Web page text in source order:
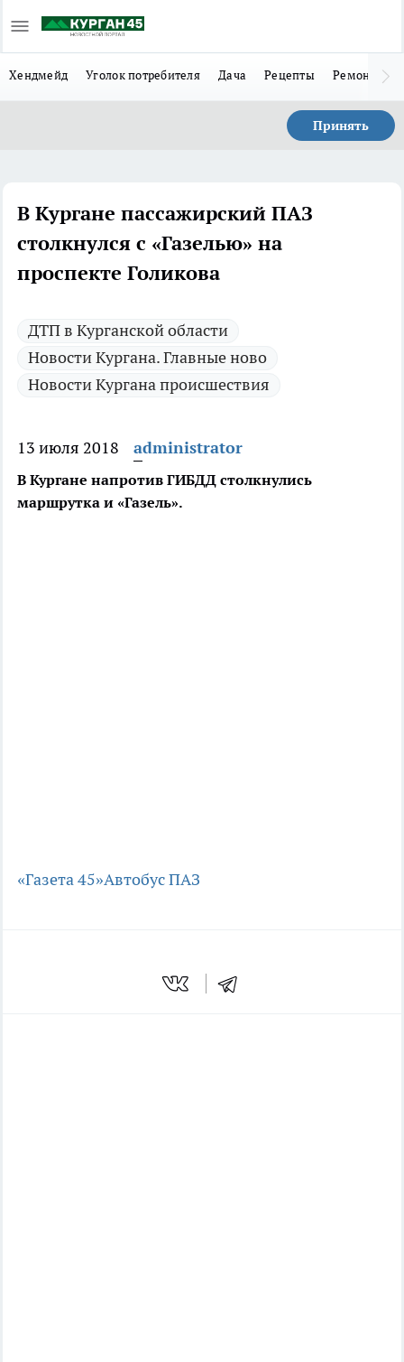
Хендмейд Уголок потребителя Дача Рецепты Ремонт
Принять
В Кургане пассажирский ПАЗ
столкнулся с «Газелью» на
проспекте Голикова
ДТП в Курганской области
Новости Кургана. Главные ново
Новости Кургана происшествия
13 июля 2018 administrator
В Кургане напротив ГИБДД столкнулись
маршрутка и «Газель».
«Газета 45»Автобус ПАЗ